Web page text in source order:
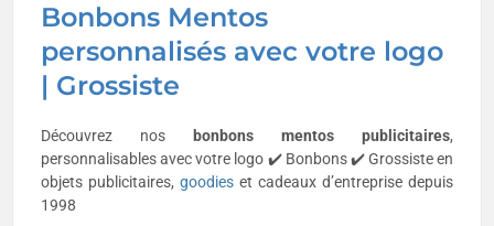
Bonbons Mentos
personnalisés avec votre logo
| Grossiste
Découvrez nos bonbons mentos publicitaires,
personnalisables avec votre logo ✔️ Bonbons ✔️ Grossiste en
objets publicitaires,goodies et cadeaux d’entreprise depuis
1998